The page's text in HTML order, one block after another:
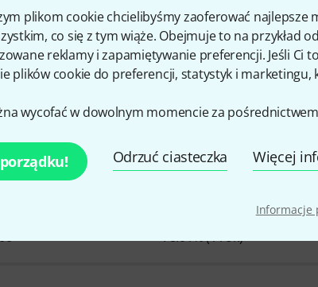
plikom cookie chcielibyśmy zaoferować najlepsze
co się z tym wiąże. Obejmuje to na przykład
reklamy i zapamiętywanie preferencji. Jeśli Ci
plików cookie do preferencji, statystyk i marketingu,
wycofać w dowolnym momencie za
Odrzuć ciasteczka Więcej
Informacje
informacje o AR
78.01% (1 rok)